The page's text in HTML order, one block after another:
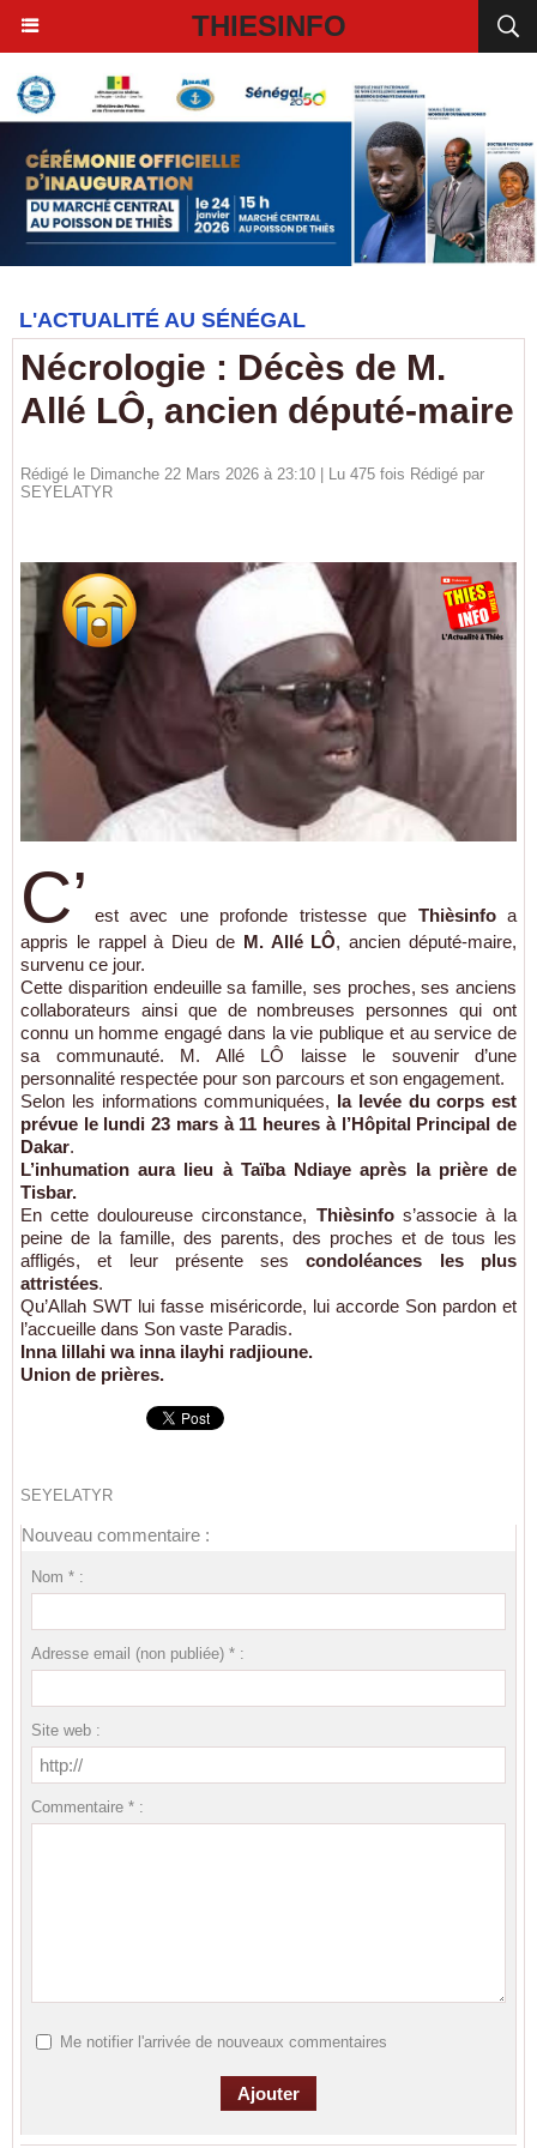
THIESINFO
L'ACTUALITÉ AU SÉNÉGAL
Nécrologie : Décès de M.
Allé LÔ, ancien député-maire
Rédigé le Dimanche 22 Mars 2026 à 23:10 | Lu 475 fois Rédigé par
SEYELATYR
C’ est avec une profonde tristesse que Thièsinfoa
appris le rappel à Dieu de M. Allé LÔ, ancien député-maire,
survenu ce jour.
Cette disparition endeuille sa famille, ses proches, ses anciens
collaborateurs ainsi que de nombreuses personnes qui ont
connu un homme engagé dans la vie publique et au service de
sa communauté. M. Allé LÔ laisse le souvenir d’une
personnalité respectée pour son parcours et son engagement.
Selon les informations communiquées, la levée du corps est
prévue le lundi 23 mars à 11 heures à l’Hôpital Principal de
Dakar.
L’inhumation aura lieu à Taïba Ndiaye après la prière de
Tisbar.
En cette douloureuse circonstance, Thièsinfos’associe à la
peine de la famille, des parents, des proches et de tous les
affligés, et leur présente sescondoléances les plus
attristées.
Qu’Allah SWT lui fasse miséricorde, lui accorde Son pardon et
l’accueille dans Son vaste Paradis.
Inna lillahi wa inna ilayhi radjioune.
Union de prières.
SEYELATYR
Nouveau commentaire :
Nom * :
Adresse email (non publiée) * :
Site web :
Commentaire * :
Me notifier l'arrivée de nouveaux commentaires